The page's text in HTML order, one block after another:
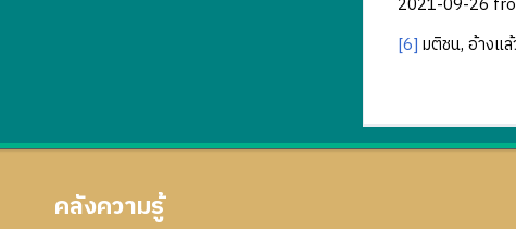
[6] มติชน, อ้างแล้
คลังความรู้